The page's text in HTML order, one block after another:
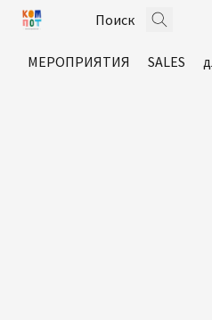
МЕРОПРИЯТИЯ SALES